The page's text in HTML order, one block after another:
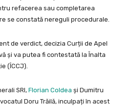
refacerea sau completarea
se constată nereguli procedurale.
de verdict, decizia Curții de Apel
și va putea fi contestată la Înalta
(ÎCCJ).
SRI, Florian Coldea și Dumitru
Doru Trăilă, inculpați în acest